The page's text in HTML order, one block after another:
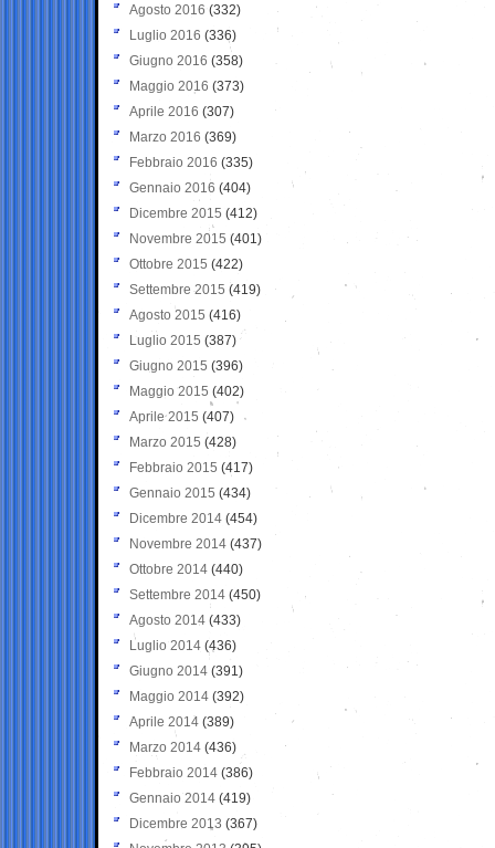
Agosto 2016 (332)
Luglio 2016 (336)
Giugno 2016 (358)
Maggio 2016 (373)
Aprile 2016 (307)
Marzo 2016 (369)
Febbraio 2016 (335)
Gennaio 2016 (404)
Dicembre 2015 (412)
Novembre 2015 (401)
Ottobre 2015 (422)
Settembre 2015 (419)
Agosto 2015 (416)
Luglio 2015 (387)
Giugno 2015 (396)
Maggio 2015 (402)
Aprile 2015 (407)
Marzo 2015 (428)
Febbraio 2015 (417)
Gennaio 2015 (434)
Dicembre 2014 (454)
Novembre 2014 (437)
Ottobre 2014 (440)
Settembre 2014 (450)
Agosto 2014 (433)
Luglio 2014 (436)
Giugno 2014 (391)
Maggio 2014 (392)
Aprile 2014 (389)
Marzo 2014 (436)
Febbraio 2014 (386)
Gennaio 2014 (419)
Dicembre 2013 (367)